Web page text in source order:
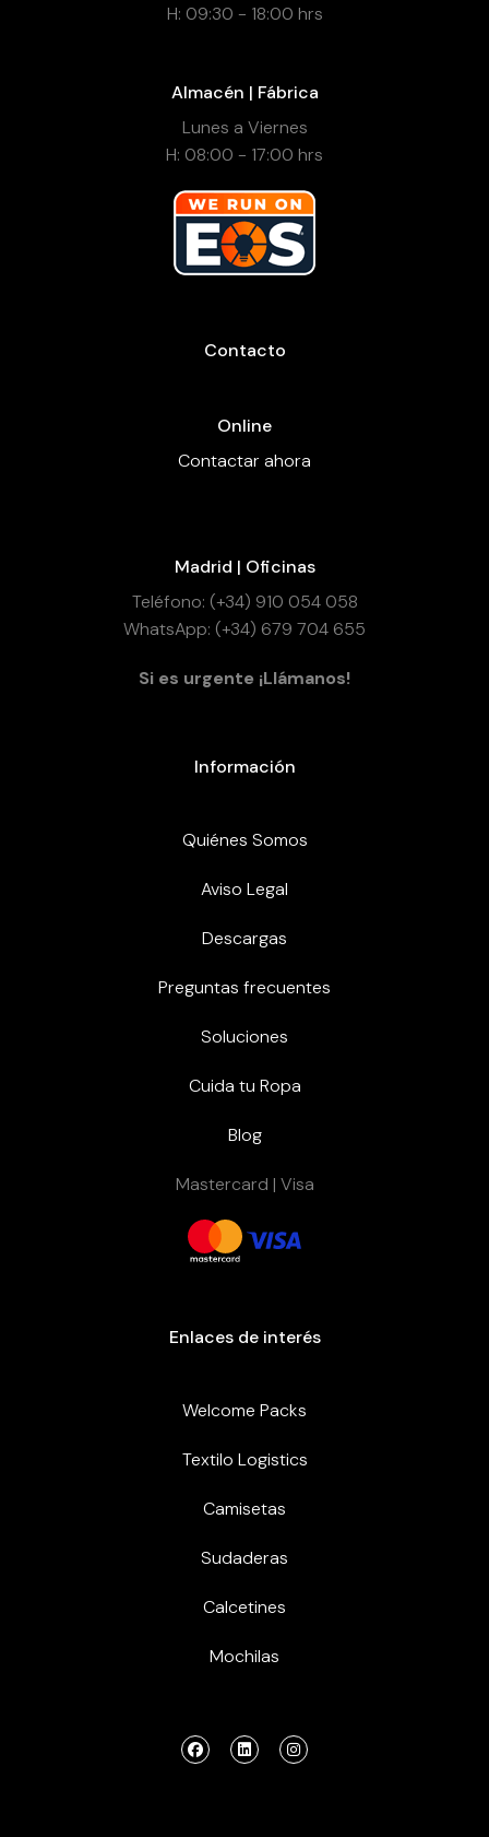
H: 09:30 - 18:00 hrs
Almacén | Fábrica
Lunes a Viernes
H: 08:00 - 17:00 hrs
Contacto
Online
Contactar ahora
Madrid | Oficinas
Teléfono: (+34) 910 054 058
WhatsApp: (+34) 679 704 655
Si es urgente ¡Llámanos!
Información
Quiénes Somos
Aviso Legal
Descargas
Preguntas frecuentes
Soluciones
Cuida tu Ropa
Blog
Mastercard | Visa
Enlaces de interés
Welcome Packs
Textilo Logistics
Camisetas
Sudaderas
Calcetines
Mochilas